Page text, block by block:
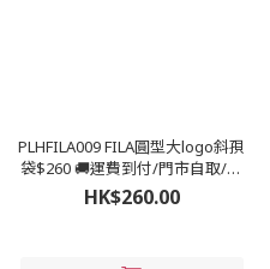
PLHFILA009 FILA圓型大logo斜孭
袋$260 🚚運費到付/門市自取/無
折
HK$260.00